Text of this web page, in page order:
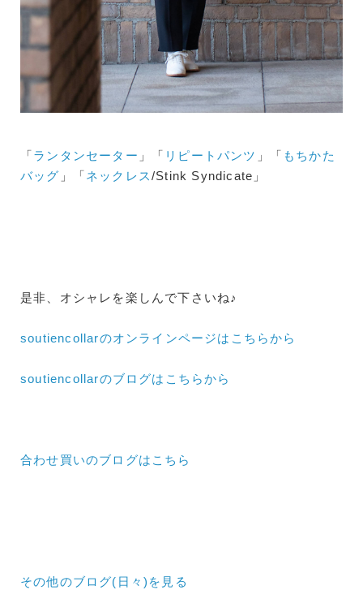
「ランタンセーター 」「 リピートパンツ 」「 もちかた
バッグ 」「ネックレス/Stink Syndicate」
是非、オシャレを楽しんで下さいね♪
soutiencollarのオンラインページはこちらから
soutiencollarのブログはこちらから
合わせ買いのブログはこちら
その他のブログ(日々) を見る